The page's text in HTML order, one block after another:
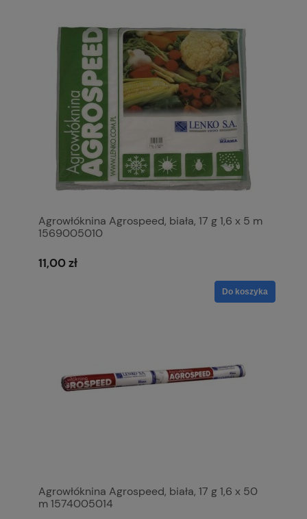
Agrowłóknina Agrospeed, biała, 17 g 1,6 x 5 m
1569005010
11,00 zł
Do koszyka
Agrowłóknina Agrospeed, biała, 17 g 1,6 x 50
m 1574005014